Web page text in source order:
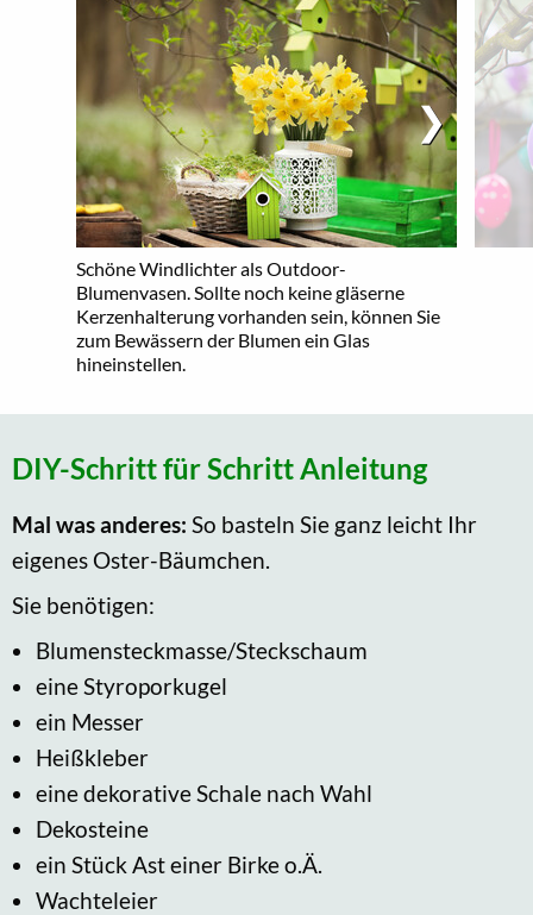
Schöne Windlichter als Outdoor-
Blumenvasen. Sollte noch keine gläserne
Kerzenhalterung vorhanden sein, können Sie
zum Bewässern der Blumen ein Glas
hineinstellen.
DIY-Schritt für Schritt Anleitung
Mal was anderes: So basteln Sie ganz leicht Ihr
eigenes Oster-Bäumchen.
Sie benötigen:
Blumensteckmasse/Steckschaum
eine Styroporkugel
ein Messer
Heißkleber
eine dekorative Schale nach Wahl
Dekosteine
ein Stück Ast einer Birke o.Ä.
Wachteleier